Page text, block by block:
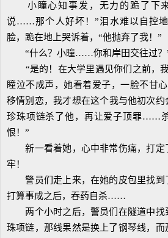
小瞳心知事发，无力的跪了下
说……那个人好坏！”泪水难以自控
脸，跪在地上哭诉着，“他抛弃了我！”
“什么？小瞳……你和岸田交往过？”
“是的！在大学里遇见你们之前，我
瞳泣不成声，她看着爱子，一脸不甘
移情别恋，我才想在这个我与他初次
珍珠项链杀了他，再让爱子顶罪……
恨！”
新一看着她，心中非常伤痛，打定
牢！
警员们走上来，在她的皮包里找到
打算事成之后，吞药自杀……
两个小时之后，警员们在隧道中找
珠项链，那线果然是换上了钢琴线，而